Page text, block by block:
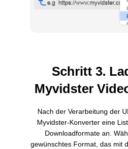
Schritt 3.
Myvidster
Nach der Verarbeitung der
Myvidster-Konverter eine
Downloadformate an.
gewünschtes Format, das mit